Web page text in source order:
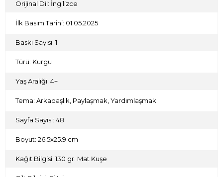
Orijinal Dil: İngilizce
İlk Basım Tarihi: 01.05.2025
Baskı Sayısı: 1
Türü: Kurgu
Yaş Aralığı: 4+
Tema: Arkadaşlık, Paylaşmak, Yardımlaşmak
Sayfa Sayısı: 48
Boyut: 26.5x25.9 cm
Kağıt Bilgisi: 130 gr. Mat Kuşe